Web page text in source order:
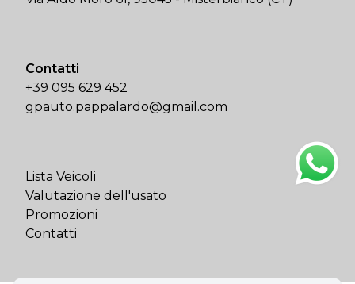
Contatti
+39 095 629 452
gpauto.pappalardo@gmail.com
Lista Veicoli
Valutazione dell'usato
Promozioni
Contatti